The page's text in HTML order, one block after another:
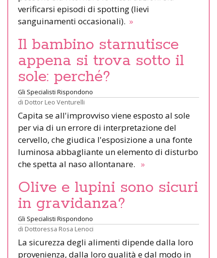
verificarsi episodi di spotting (lievi
sanguinamenti occasionali). »
Il bambino starnutisce
appena si trova sotto il
sole: perché?
Gli Specialisti Rispondono
di Dottor Leo Venturelli
Capita se all'improvviso viene esposto al sole
per via di un errore di interpretazione del
cervello, che giudica l'esposizione a una fonte
luminosa abbagliante un elemento di disturbo
che spetta al naso allontanare. »
Olive e lupini sono sicuri
in gravidanza?
Gli Specialisti Rispondono
di Dottoressa Rosa Lenoci
La sicurezza degli alimenti dipende dalla loro
provenienza, dalla loro qualità e dal modo in